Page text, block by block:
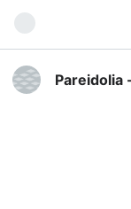
Pareidolia